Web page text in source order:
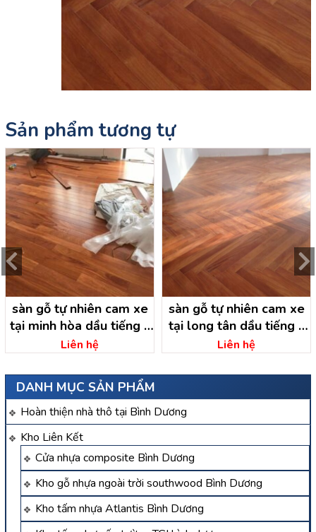
DANH MỤC SẢN PHẨM
Hoàn thiện nhà thô tại Bình Dương
Kho Liên Kết
Cửa nhựa composite Bình Dương
Kho gỗ nhựa ngoài trời southwood Bình Dương
Kho tấm nhựa Atlantis Bình Dương
Sản phẩm tương tự
sàn gỗ tự nhiên cam xe
tại minh hòa dầu tiếng –
bình dương
Liên hệ
sàn gỗ tự nhiên cam xe
tại long tân dầu tiếng –
bình dương
Liên hệ